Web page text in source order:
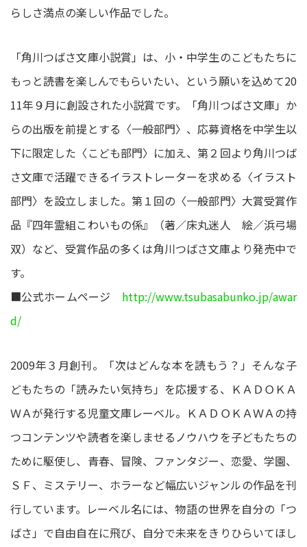
らしさ満点の楽しい作品でした。
「角川つばさ文庫小説賞」は、小・中学生のこどもたちに
もっと読書を楽しんでもらいたい、という願いを込めて20
11年９月に創設された小説賞です。「角川つばさ文庫」か
らの出版を前提とする〈一般部門〉、応募資格を中学生以
下に限定した〈こども部門〉に加え、第２回より角川つば
さ文庫で活躍できるイラストレーターを求める〈イラスト
部門〉を設立しました。第１回の〈一般部門〉大賞受賞作
品『四年霊組こわいもの係』（著／床丸迷人 絵／浜弓場
双）など、受賞作品の多くは角川つばさ文庫より発売中で
す。
■公式ホームページ http://www.tsubasabunko.jp/awar
d/
2009年３月創刊。「次はどんな本を読もう？」そんな子
どもたちの「読みたい気持ち」を応援する、ＫＡＤＯＫＡ
ＷＡが発行する児童文庫レーベル。ＫＡＤＯＫＡＷＡの持
つコンテンツや読者を楽しませるノウハウを子どもたちの
ために駆使し、青春、冒険、ファンタジー、恋愛、学園、
ＳＦ、ミステリー、ホラーなど幅広いジャンルの作品を刊
行しています。レーベル名には、物語の世界を自分の「つ
ばさ」で自由自在に飛び、自分で未来をきりひらいてほし